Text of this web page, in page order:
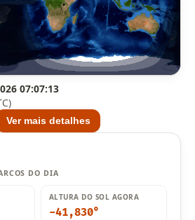
07:07:13
Ver mais detalhes
DO DIA
ALTURA DO SOL AGORA
-41,826°